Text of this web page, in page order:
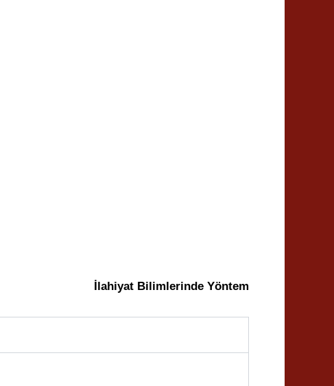
İlahiyat Bilimlerinde Yöntem